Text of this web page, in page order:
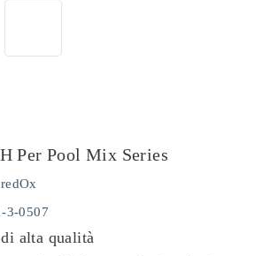
Per Pool Mix Series
3-0507
alta qualità